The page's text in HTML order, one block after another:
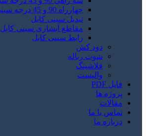
چهارراه 90 و 45 درجه سینی کابل
تبدیل سینی کابل
مقاطع آبشاری سینی کابل
رابط سینی کابل
دود کش
شوت زباله
فلاشینگ
والپست
فایل PDF
پروژه ها
مقالات
تماس با ما
درباره ما